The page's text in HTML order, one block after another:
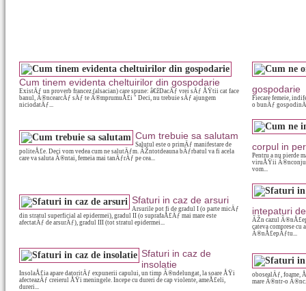
Cum tinem evidenta cheltuirilor din gospodarie
ExistÄƒ un proverb francez (alsacian) care spune: â€žDacÄƒ vrei sÄƒ ÅŸtii cat face
banul, Ã®ncearcÄƒ sÄƒ te Ã®mprumuÅ£i " Deci, nu trebuie sÄƒ ajungem
niciodatÄƒ...
gospodarie
Fiecare femeie,
o bunÄƒ
Cum trebuie sa salutam
Salutul este o primÄƒ manifestare de
politeÅ£e. Deci vom vedea cum ne salutÄƒm. ÃŽntotdeauna bÄƒrbatul va fi acela
care va saluta Ã®ntai, femeia mai tanÄƒrÄƒ pe cea...
corpul in
Pentru a nu pierde
viruÅŸii
vom...
Sfaturi in caz de arsuri
Arsurile pot fi de gradul I (o parte micÄƒ
din stratul superficial al epidermei), gradul II (o suprafaÅ£Äƒ mai mare este
afectatÄƒ de arsurÄƒ), gradul III (tot stratul epidermei...
intepaturi
ÃŽn cazul
cateva comprese
Ã®nÅ£epÄƒtu...
Sfaturi in caz de
insolatie
InsolaÅ£ia apare datoritÄƒ expunerii capului, un timp Ã®ndelungat, la soare ÅŸi
afecteazÄƒ creierul ÅŸi meningele. Incepe cu dureri de cap violente, ameÅ£eli,
dureri...
obosealÄƒ, foame,
mare Ã®ntr-o